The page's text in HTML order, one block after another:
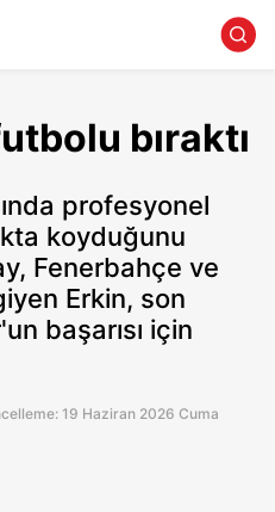
bıraktı
profesyonel
koyduğunu
Fenerbahçe ve
Erkin, son
başarısı için
19 Haziran 2026 Cuma